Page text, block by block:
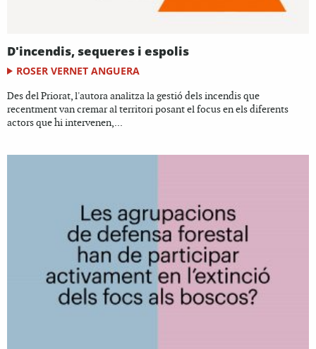
D'incendis, sequeres i espolis
ROSER VERNET ANGUERA
Des del Priorat, l'autora analitza la gestió dels incendis que
recentment van cremar al territori posant el focus en els diferents
actors que hi intervenen,...